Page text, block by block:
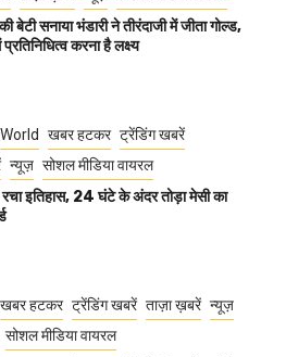
बेटी सनाया भंडारी ने तीरंदाजी में जीता गोल्ड,
करना है लक्ष्य
World खबर हटकर ट्रेंडिंग खबरें
न्यूज़ सोशल मीडिया वायरल
रचा इतिहास, 24 घंटे के अंदर तोड़ा मेसी का
खबर हटकर ट्रेंडिंग खबरें ताज़ा ख़बरें न्यूज़
सोशल मीडिया वायरल